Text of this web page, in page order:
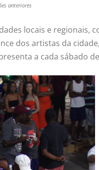
anteriores
locais e regionais,
dos artistas da
a cada sábado